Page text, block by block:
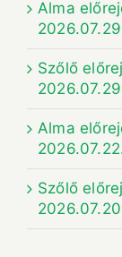
Alma
2026.07.29
Szőlő
Alma
Szőlő